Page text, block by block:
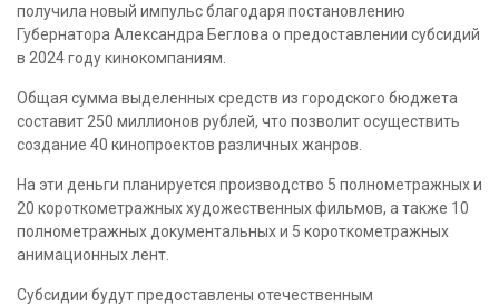
получила новый импульс благодаря постановлению
Губернатора Александра Беглова о предоставлении субсидий
в 2024 году кинокомпаниям.
Общая сумма выделенных средств из городского бюджета
составит 250 миллионов рублей, что позволит осуществить
создание 40 кинопроектов различных жанров.
На эти деньги планируется производство 5 полнометражных и
20 короткометражных художественных фильмов, а также 10
полнометражных документальных и 5 короткометражных
анимационных лент.
Субсидии будут предоставлены отечественным